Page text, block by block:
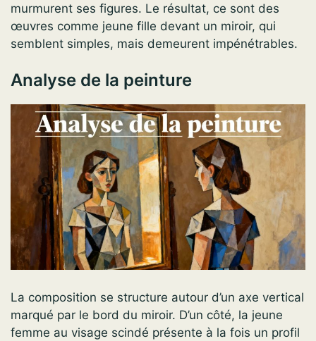
murmurent ses figures. Le résultat, ce sont des
œuvres comme jeune fille devant un miroir, qui
semblent simples, mais demeurent impénétrables.
Analyse de la peinture
La composition se structure autour d’un axe vertical
marqué par le bord du miroir. D’un côté, la jeune
femme au visage scindé présente à la fois un profil